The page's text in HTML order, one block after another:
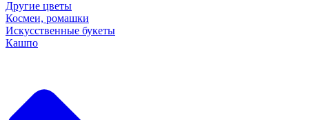
Другие цветы
Космеи, ромашки
Искусственные букеты
Кашпо